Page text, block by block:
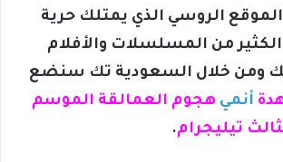
الموقع الروسي الذي يمتلك حرية
من المسلسلات والأفلام
ومن خلال السعودية تك سنضع
أنمي هجوم العمالقة الموسم
تيليجرام.